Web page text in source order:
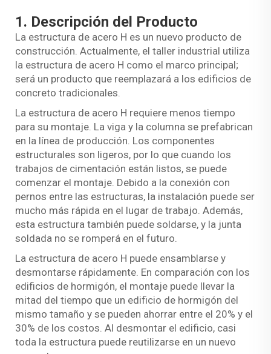
1. Descripción del Producto
La estructura de acero H es un nuevo producto de
construcción. Actualmente, el taller industrial utiliza
la estructura de acero H como el marco principal;
será un producto que reemplazará a los edificios de
concreto tradicionales.
La estructura de acero H requiere menos tiempo
para su montaje. La viga y la columna se prefabrican
en la línea de producción. Los componentes
estructurales son ligeros, por lo que cuando los
trabajos de cimentación están listos, se puede
comenzar el montaje. Debido a la conexión con
pernos entre las estructuras, la instalación puede ser
mucho más rápida en el lugar de trabajo. Además,
esta estructura también puede soldarse, y la junta
soldada no se romperá en el futuro.
La estructura de acero H puede ensamblarse y
desmontarse rápidamente. En comparación con los
edificios de hormigón, el montaje puede llevar la
mitad del tiempo que un edificio de hormigón del
mismo tamaño y se pueden ahorrar entre el 20% y el
30% de los costos. Al desmontar el edificio, casi
toda la estructura puede reutilizarse en un nuevo